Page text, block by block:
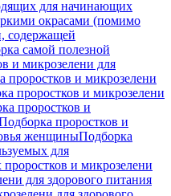
для начинающих
окрасами (помимо
содержащей
самой полезной
и микрозелени для
проростков и микрозелени
проростков и микрозелени
проростков и
проростков и
женщиныПодборка
для
и микрозелени
для здорового питания